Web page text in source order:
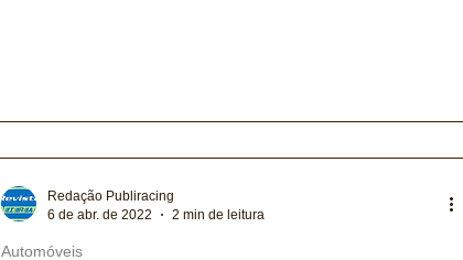
Automóveis
Redação Publiracing
6 de abr. de 2022
2 min de leitura